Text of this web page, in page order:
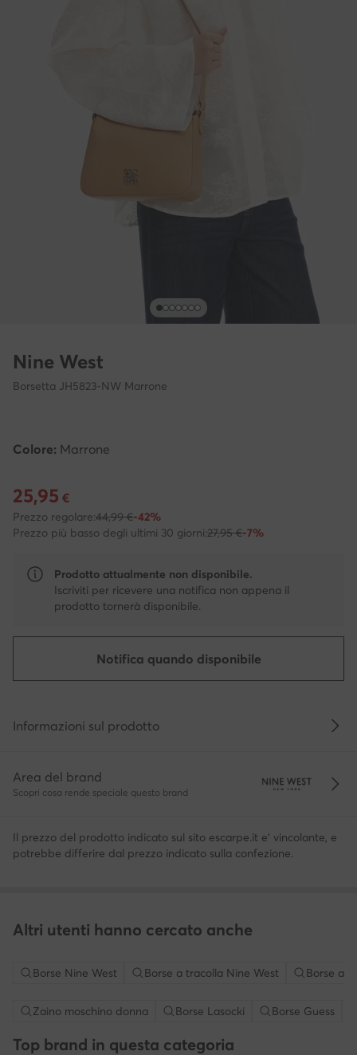
Nine West
Borsetta JH5823-NW Marrone
Colore: Marrone
Prezzo attuale 25,95 €
25,95 €
Prezzo regolare:44,99 €-42%
Prezzo più basso degli ultimi 30 giorni:27,95 €-7%
Prodotto attualmente non disponibile.
Iscriviti per ricevere una notifica non appena il
prodotto tornerà disponibile.
Notifica quando disponibile
Informazioni sul prodotto
Area del brand
Scopri cosa rende speciale questo brand
Il prezzo del prodotto indicato sul sito escarpe.it e' vincolante, e
potrebbe differire dal prezzo indicato sulla confezione.
Altri utenti hanno cercato anche
Borse Nine West Borse a tracolla Nine West Borse a
Zaino moschino donna Borse Lasocki Borse Guess
Top brand in questa categoria